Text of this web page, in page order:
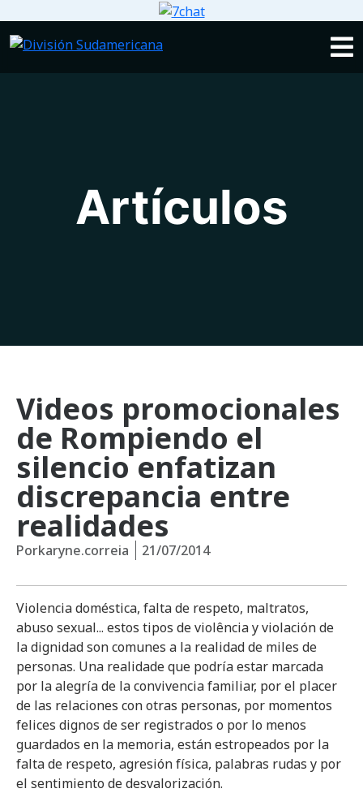
Artículos
Videos promocionales
de Rompiendo el
silencio enfatizan
discrepancia entre
realidades
Porkaryne.correia 21/07/2014
Violencia doméstica, falta de respeto, maltratos,
abuso sexual... estos tipos de violência y violación de
la dignidad son comunes a la realidad de miles de
personas. Una realidade que podría estar marcada
por la alegría de la convivencia familiar, por el placer
de las relaciones con otras personas, por momentos
felices dignos de ser registrados o por lo menos
guardados en la memoria, están estropeados por la
falta de respeto, agresión física, palabras rudas y por
el sentimiento de desvalorización.